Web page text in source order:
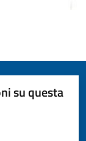
su questa